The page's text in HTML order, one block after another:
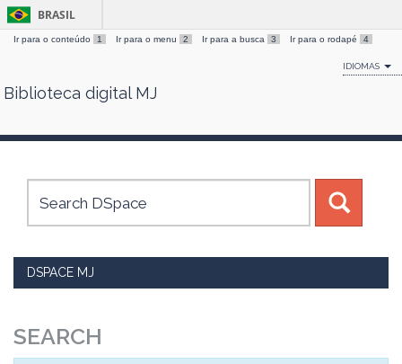
Skip
BRASIL
Ir para o conteúdo 1 Ir para o menu 2 Ir para a busca 3 Ir para o rodapé 4
IDIOMAS
Biblioteca digital MJ
DSPACE MJ
SEARCH